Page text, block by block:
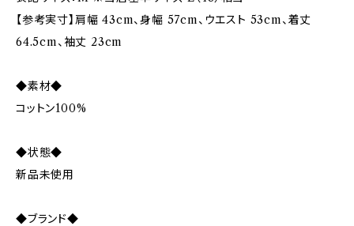
【参考実寸】肩幅 43cm、身幅 57cm、ウエスト 53cm、着丈
64.5cm、袖丈 23cm
◆素材◆
コットン100%
◆状態◆
新品未使用
◆ブランド◆